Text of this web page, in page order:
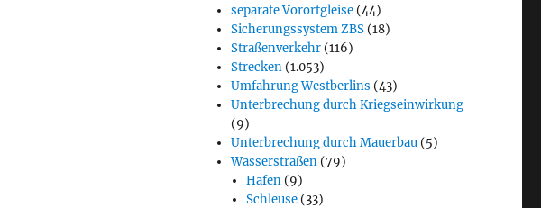
separate Vorortgleise (44)
Sicherungssystem ZBS (18)
Straßenverkehr (116)
Strecken (1.053)
Umfahrung Westberlins (43)
Unterbrechung durch Kriegseinwirkung
(9)
Unterbrechung durch Mauerbau (5)
Wasserstraßen (79)
Hafen(9)
Schleuse(33)